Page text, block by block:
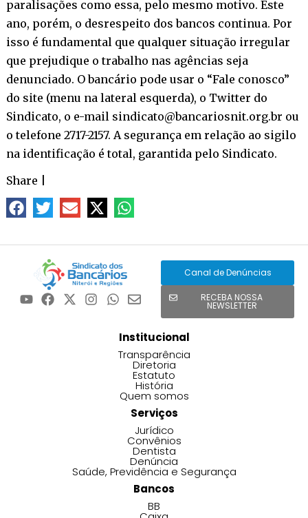
paralisações como essa, pelo mesmo motivo. Este
ano, porém, o desrespeito dos bancos continua. Por
isso é fundamental que qualquer situação irregular
que prejudique o trabalho nas agências seja
denunciado. O bancário pode usar o “Fale conosco”
do site (menu na lateral esquerda), o Twitter do
Sindicato, o e-mail sindicato@bancariosnit.org.br ou
o telefone 2717-2157. A segurança em relação ao sigilo
na identificação é total, garantida pelo Sindicato.
Share
Canal de Denúncias
RECEBA NOSSA
NEWSLETTER
Institucional
Transparência
Diretoria
Estatuto
História
Quem somos
Serviços
Jurídico
Convênios
Dentista
Denúncia
Saúde, Previdência e Segurança
Bancos
BB